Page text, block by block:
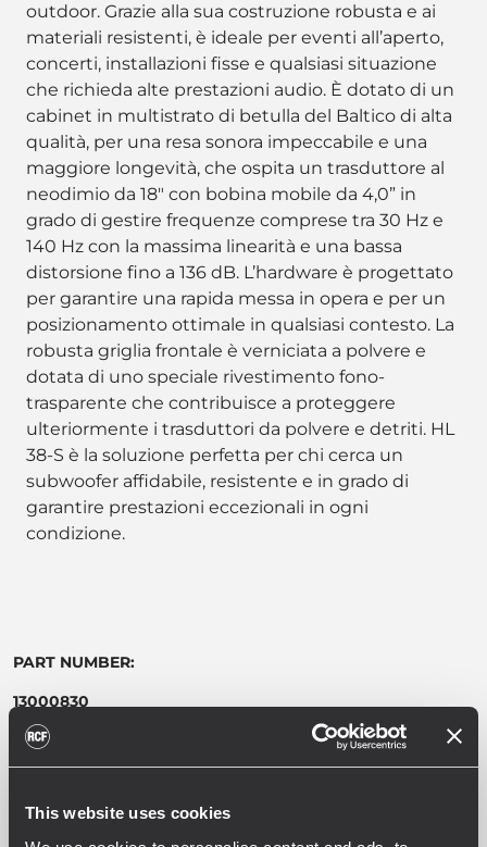
This website uses cookies
outdoor. Grazie alla sua costruzione robusta e ai
materiali resistenti, è ideale per eventi all’aperto,
concerti, installazioni fisse e qualsiasi situazione
che richieda alte prestazioni audio. È dotato di un
cabinet in multistrato di betulla del Baltico di alta
qualità, per una resa sonora impeccabile e una
maggiore longevità, che ospita un trasduttore al
neodimio da 18" con bobina mobile da 4,0” in
grado di gestire frequenze comprese tra 30 Hz e
140 Hz con la massima linearità e una bassa
distorsione fino a 136 dB. L’hardware è progettato
per garantire una rapida messa in opera e per un
posizionamento ottimale in qualsiasi contesto. La
robusta griglia frontale è verniciata a polvere e
dotata di uno speciale rivestimento fono-
trasparente che contribuisce a proteggere
ulteriormente i trasduttori da polvere e detriti. HL
38-S è la soluzione perfetta per chi cerca un
subwoofer affidabile, resistente e in grado di
garantire prestazioni eccezionali in ogni
condizione.
PART NUMBER:
13000830
HL 38-S WP
EAN 8024530020781